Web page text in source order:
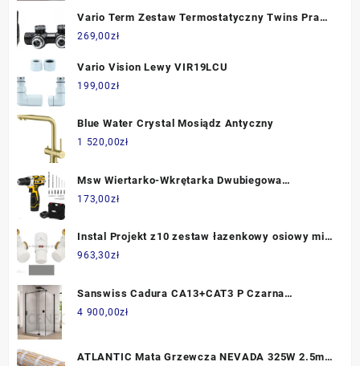
Vario Term Zestaw Termostatyczny Twins Prawy
Czarny Strukturalny Tsgs0214Cfk/p
269,00zł
Vario Vision Lewy VIR19LCU
199,00zł
Blue Water Crystal Mosiądz Antyczny
1 520,00zł
Msw Wiertarko-Wkrętarka Dwubiegowa
Akumulatorowa Zestaw 17 El. 1009095
173,00zł
Instal Projekt z10 zestaw łazenkowy osiowy mini
podłączenie pod miedz CU kolor silver
963,30zł
Sanswiss Cadura CA13+CAT3 P Czarna
75x100cm CA13D0750607+CAT31000607
4 900,00zł
ATLANTIC Mata Grzewcza NEVADA 325W 2.5m2